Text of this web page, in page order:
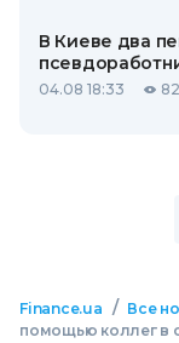
В Киеве два
04.08 18:33
Finance.ua / Все
помощью коллег в